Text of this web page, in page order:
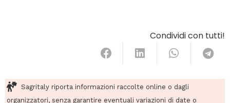
Condividi con tutti!
Sagritaly riporta informazioni raccolte online o dagli
organizzatori, senza garantire eventuali variazioni di date o